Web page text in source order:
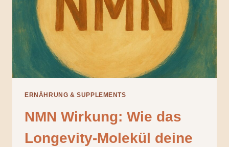
ERNÄHRUNG & SUPPLEMENTS
NMN Wirkung: Wie das
Longevity-Molekül deine